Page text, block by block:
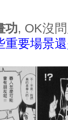
功, OK沒
重要場景